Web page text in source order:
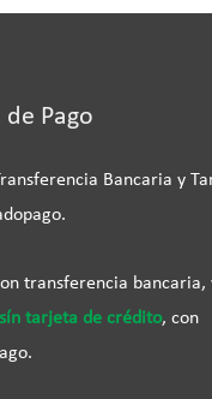
Pago
Bancaria y
transferencia bancaria,
tarjeta de crédito, con